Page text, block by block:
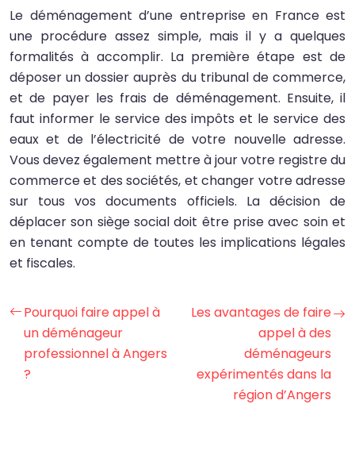
Le déménagement d’une entreprise en France est
une procédure assez simple, mais il y a quelques
formalités à accomplir. La première étape est de
déposer un dossier auprès du tribunal de commerce,
et de payer les frais de déménagement. Ensuite, il
faut informer le service des impôts et le service des
eaux et de l’électricité de votre nouvelle adresse.
Vous devez également mettre à jour votre registre du
commerce et des sociétés, et changer votre adresse
sur tous vos documents officiels. La décision de
déplacer son siège social doit être prise avec soin et
en tenant compte de toutes les implications légales
et fiscales.
Pourquoi faire appel à
un déménageur
professionnel à Angers
?
Les avantages de faire
appel à des
déménageurs
expérimentés dans la
région d’Angers